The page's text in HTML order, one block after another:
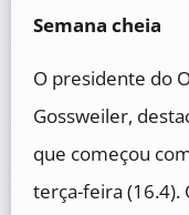
Semana cheia
O presidente do
Gossweiler,
que começou
terça-feira